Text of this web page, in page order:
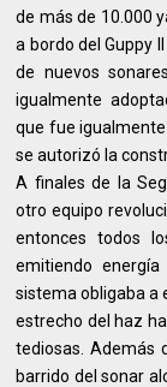
de más de 10.000
a bordo del Guppy
de nuevos
igualmente
que fue
se autorizó la
A finales de la
otro equipo
entonces todos
emitiendo
sistema obligaba a
estrecho del haz
tediosas. Además
barrido del sonar